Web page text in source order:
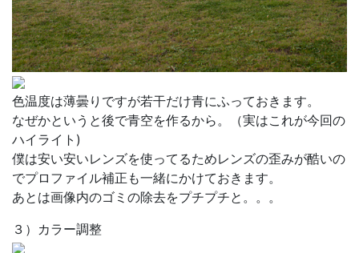
色温度は薄曇りですが若干だけ青にふっておきます。
なぜかというと後で青空を作るから。（実はこれが今回の
ハイライト)
僕は安い安いレンズを使ってるためレンズの歪みが酷いの
でプロファイル補正も一緒にかけておきます。
あとは画像内のゴミの除去をプチプチと。。。
３）カラー調整